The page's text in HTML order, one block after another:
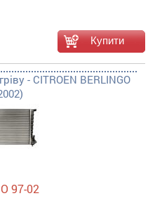
- CITROEN BERLINGO
97-02